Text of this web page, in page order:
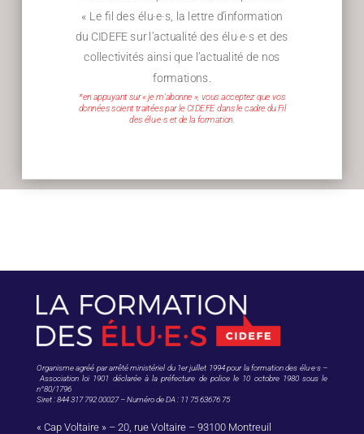
« Le fil des élu·e·s, la lettre d’information
du CIDEFE sur l’actualité des élu·e·s et des
collectivités ainsi que l’actualité de nos
formations.
*en appuyant sur « je m’abonne », vous acceptez que vos
données soient traitées par le CIDEFE dans le cadre du Fil
des élu·e·s et de la formation.
Organisme agréé par arrêté ministériel du 1er juillet 1994 pour la formation des élu·e·s –
Association loi 1901 déclarée à la préfecture de police le 10 octobre 1980 sous le
n°80/1796
Siret : 844 317 792 00027 – Numéro de DA : 11 75 63676 75
« Cap Voltaire » – 20, rue Voltaire – 93100 Montreuil